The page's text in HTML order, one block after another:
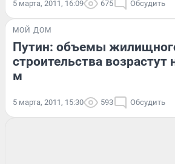
5 марта, 2011, 16:09 675 Обсудить
МОЙ ДОМ
Путин: объемы
строительства возрастут
м
5 марта, 2011, 15:30 593 Обсудить